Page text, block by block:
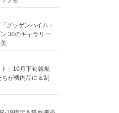
グッゲンハイム・
30のギャラリー
」10月下旬就航
が機内品に＆制